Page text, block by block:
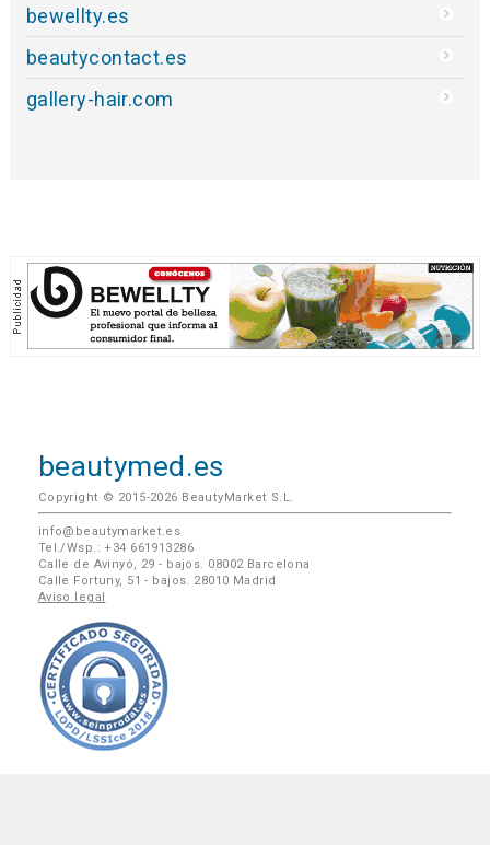
bewellty.es
beautycontact.es
gallery-hair.com
beautymed.es
Copyright © 2015-2026 BeautyMarket S.L.
info@beautymarket.es
Tel./Wsp.: +34 661913286
Calle de Avinyó, 29 - bajos. 08002 Barcelona
Calle Fortuny, 51 - bajos. 28010 Madrid
Aviso legal